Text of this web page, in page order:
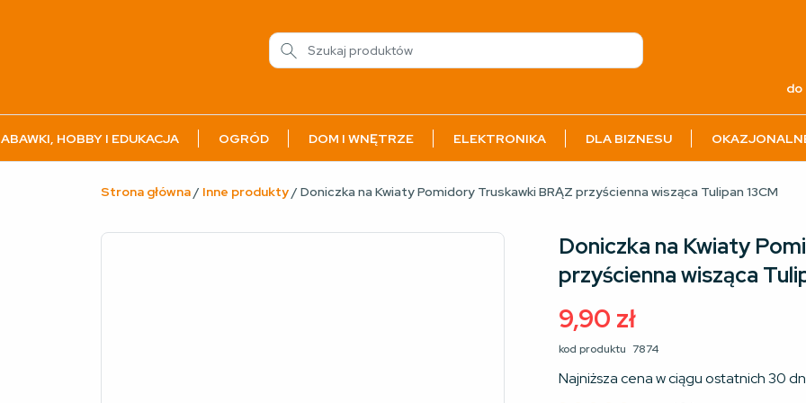
do
HOBBY I EDUKACJA OGRÓD DOM I WNĘTRZE ELEKTRONIKA DLA BIZNESU
Strona główna/ Inne produkty/ Doniczka na Kwiaty Pomidory Truskawki BRĄZ przyścienna wisząca Tulipan 13CM
Doniczka na Kwiaty
przyścienna wisząca
9,90 zł
kod produktu 7874
Najniższa cena w ciągu ostatnich 30